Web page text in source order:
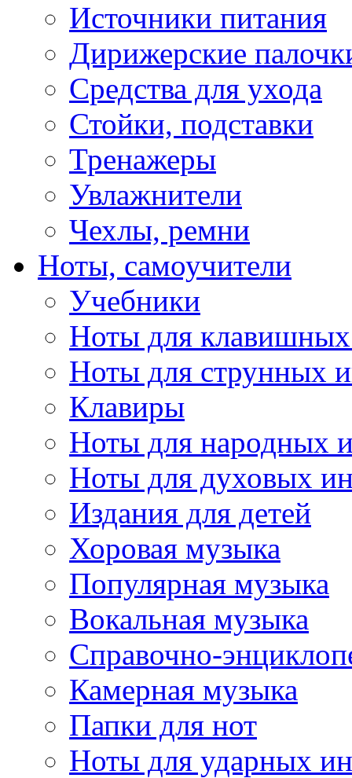
Источники питания
Дирижерские
Средства для ухода
Стойки, подставки
Тренажеры
Увлажнители
Чехлы, ремни
Ноты, самоучители
Учебники
Ноты для клавишных
Ноты для струнных
Клавиры
Ноты для народных
Ноты для духовых
Издания для детей
Хоровая музыка
Популярная музыка
Вокальная музыка
Справочно-
Камерная музыка
Папки для нот
Ноты для ударных